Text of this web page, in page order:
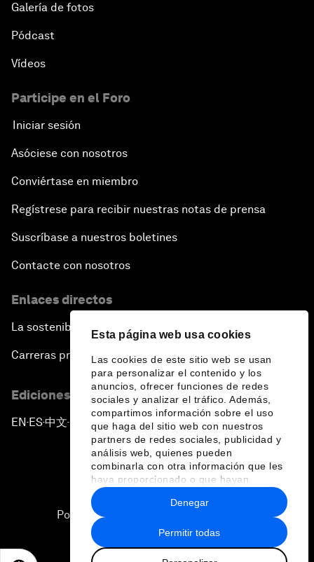
Esta página web usa cookies
Las cookies de este sitio web se usan
para personalizar el contenido y los
anuncios, ofrecer funciones de redes
sociales y analizar el tráfico. Además,
compartimos información sobre el uso
que haga del sitio web con nuestros
partners de redes sociales, publicidad y
análisis web, quienes pueden
combinarla con otra información que les
haya proporcionado o que hayan
recopilado a partir del uso que haya
hecho de sus servicios.
Permitir todas
Denegar
Galería de fotos
Pódcast
Vídeos
Participe en el Foro
Iniciar sesión
Asóciese con nosotros
Conviértase en miembro
Regístrese para recibir nuestras notas de prensa
Suscríbase a nuestros boletines
Contacte con nosotros
Enlaces directos
La sostenibilidad en el Foro
Carreras profesionales
Ediciones en otros idiomas
EN ▪ES▪中文▪ 日本語
Política de privacidad y normas de uso
Sitemap